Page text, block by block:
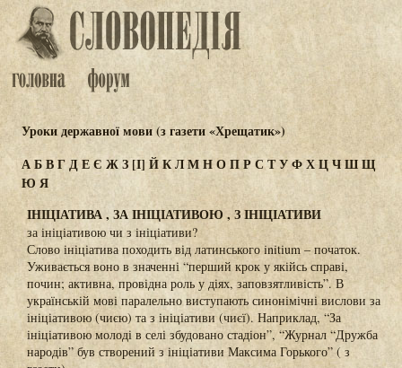
Уроки державної мови (з газети «Хрещатик»)
АБВГДЕЄ ЖЗ[І] ЙКЛМНОПРСТУФХЦЧШЩ
Ю Я
ІНІЦІАТИВА , ЗА ІНІЦІАТИВОЮ , З ІНІЦІАТИВИ
за ініціативою чи з ініціативи?
Слово ініціатива походить від латинського initium – початок.
Уживається воно в значенні “перший крок у якійсь справі,
почин; активна, провідна роль у діях, заповзятливість”. В
українській мові паралельно виступають синонімічні вислови за
ініціативою (чиєю) та з ініціативи (чиєї). Наприклад, “За
ініціативою молоді в селі збудовано стадіон”, “Журнал “Дружба
народів” був створений з ініціативи Максима Горького” ( з